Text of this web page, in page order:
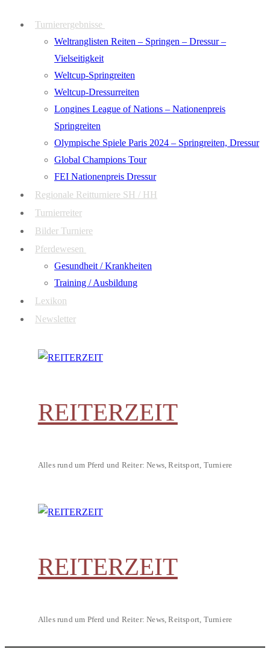
Turnierergebnisse
Weltranglisten Reiten – Springen – Dressur –
Vielseitigkeit
Weltcup-Springreiten
Weltcup-Dressurreiten
Longines League of Nations – Nationenpreis
Springreiten
Olympische Spiele Paris 2024 – Springreiten, Dressur
Global Champions Tour
FEI Nationenpreis Dressur
Regionale Reitturniere SH / HH
Turnierreiter
Bilder Turniere
Pferdewesen
Gesundheit / Krankheiten
Training / Ausbildung
Lexikon
Newsletter
REITERZEIT
Alles rund um Pferd und Reiter: News, Reitsport, Turniere
REITERZEIT
Alles rund um Pferd und Reiter: News, Reitsport, Turniere